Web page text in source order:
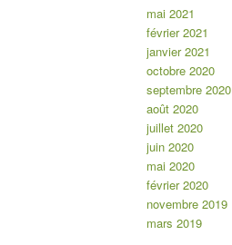
mai 2021
février 2021
janvier 2021
octobre 2020
septembre 2020
août 2020
juillet 2020
juin 2020
mai 2020
février 2020
novembre 2019
mars 2019